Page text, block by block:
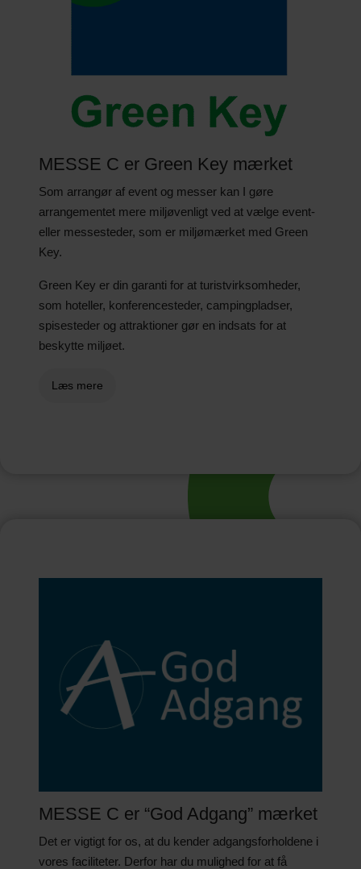
MESSE C er Green Key mærket
Som arrangør af event og messer kan I gøre
arrangementet mere miljøvenligt ved at vælge event-
eller messesteder, som er miljømærket med Green
Key.
Green Key er din garanti for at turistvirksomheder,
som hoteller, konferencesteder, campingpladser,
spisesteder og attraktioner gør en indsats for at
beskytte miljøet.
Læs mere
MESSE C er “God Adgang” mærket
Det er vigtigt for os, at du kender adgangsforholdene i
vores faciliteter. Derfor har du mulighed for at få